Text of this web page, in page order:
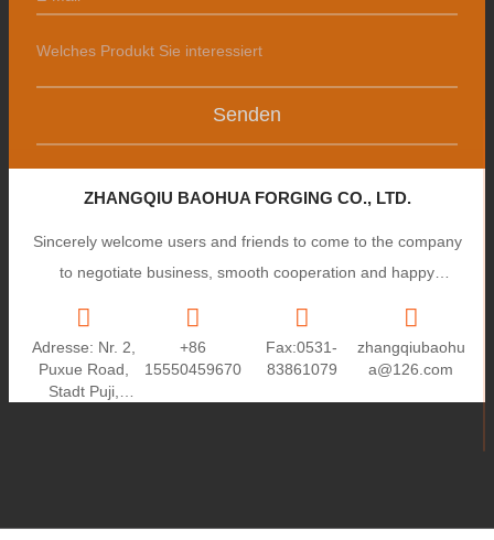
Senden
ZHANGQIU BAOHUA FORGING CO., LTD.
Sincerely welcome users and friends to come to the company
to negotiate business, smooth cooperation and happy
Adresse: Nr. 2,
Puxue Road,
Stadt Puji,
+86
15550459670
Fax:0531-
83861079
zhangqiubaohu
a@126.com